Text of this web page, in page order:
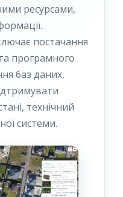
ресурсами,
постачання
програмного
баз даних,
технічний
системи.